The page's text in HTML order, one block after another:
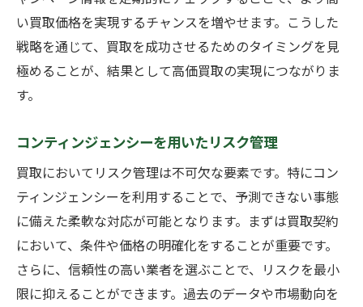
シーズン変わり目を狙った買取戦略
実践的アドバイスで買取が成功する秘訣
専門家のアドバイスを活用した準備
経験者からの成功体験談を活かす
買取の流れをスムーズに進めるコツ
現状分析と改善点の特定
成功を引き寄せるための心構え
い買取価格を実現するチャンスを増やせます。こうした
戦略を通じて、買取を成功させるためのタイミングを見
極めることが、結果として高価買取の実現につながりま
す。
コンティンジェンシーを用いたリスク管理
買取においてリスク管理は不可欠な要素です。特にコン
ティンジェンシーを利用することで、予測できない事態
に備えた柔軟な対応が可能となります。まずは買取契約
において、条件や価格の明確化をすることが重要です。
さらに、信頼性の高い業者を選ぶことで、リスクを最小
限に抑えることができます。過去のデータや市場動向を